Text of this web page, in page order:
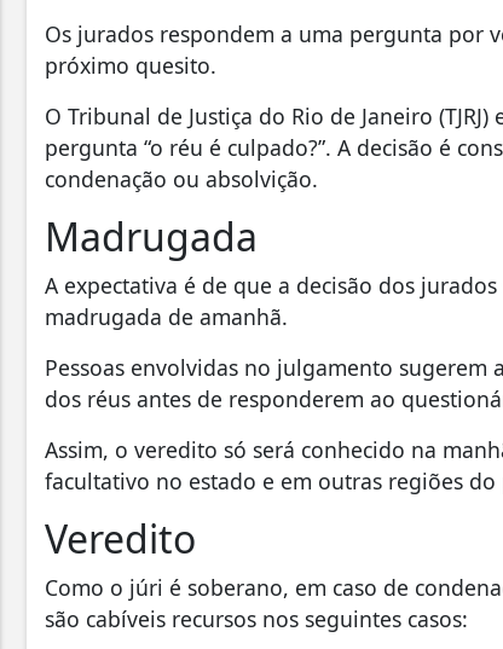
Os jurados respondem a uma pergunta por
próximo quesito.
O Tribunal de Justiça do Rio de Janeiro
pergunta “o réu é culpado?”. A decisão é
condenação ou absolvição.
Madrugada
A expectativa é de que a decisão dos
madrugada de amanhã.
Pessoas envolvidas no julgamento
dos réus antes de responderem ao
Assim, o veredito só será conhecido na
facultativo no estado e em outras regiões do
Veredito
Como o júri é soberano, em caso de
são cabíveis recursos nos seguintes casos: